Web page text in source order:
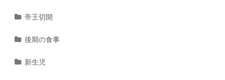
帝王切開
後期の食事
新生児